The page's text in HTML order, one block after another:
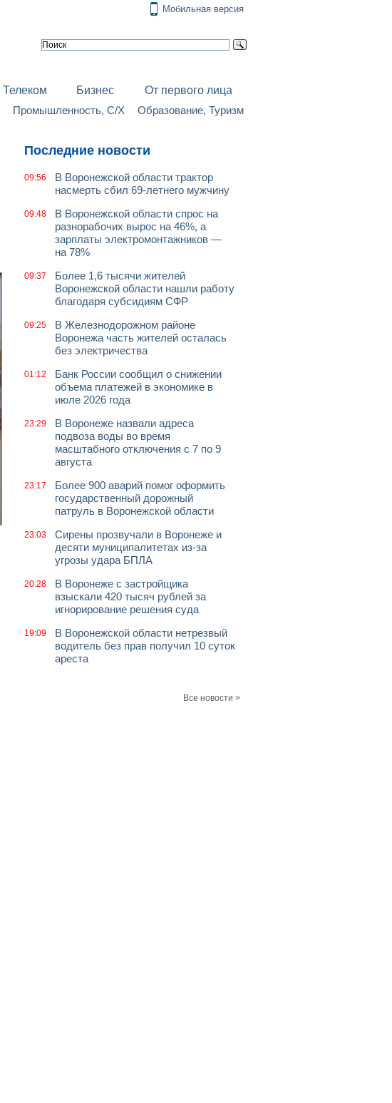
Мобильная версия
Телеком Бизнес
От первого лица
Промышленность, С/Х Образование, Туризм
Последние новости
09:56
В Воронежской области трактор
насмерть сбил 69-летнего мужчину
09:48
В Воронежской области спрос на
разнорабочих вырос на 46%, а
зарплаты электромонтажников —
на 78%
09:37
Более 1,6 тысячи жителей
Воронежской области нашли работу
благодаря субсидиям СФР
09:25
В Железнодорожном районе
Воронежа часть жителей осталась
без электричества
01:12
Банк России сообщил о снижении
объема платежей в экономике в
июле 2026 года
23:29
В Воронеже назвали адреса
подвоза воды во время
масштабного отключения с 7 по 9
августа
23:17
Более 900 аварий помог оформить
государственный дорожный
патруль в Воронежской области
23:03
Сирены прозвучали в Воронеже и
десяти муниципалитетах из-за
угрозы удара БПЛА
20:28
В Воронеже с застройщика
взыскали 420 тысяч рублей за
игнорирование решения суда
19:09
В Воронежской области нетрезвый
водитель без прав получил 10 суток
ареста
Все новости >